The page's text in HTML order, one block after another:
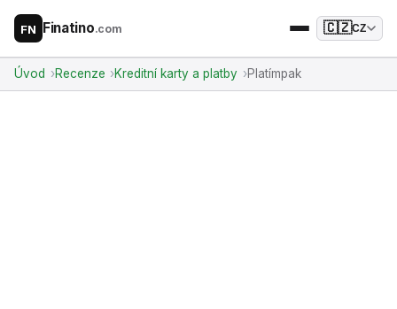
FN Finatino.com 🇨🇿CZ
Úvod Recenze Kreditní karty a platby Platímpak